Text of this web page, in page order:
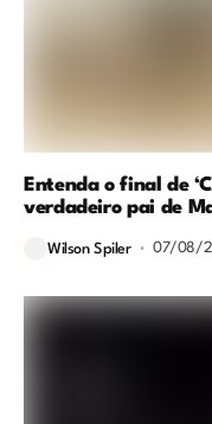
Entenda o final de
verdadeiro pai de
Wilson Spiler 07/08/